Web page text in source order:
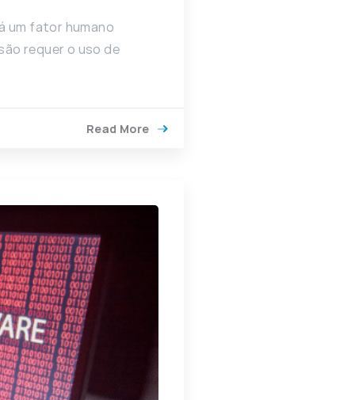
um fator humano
requer o uso de
Read More